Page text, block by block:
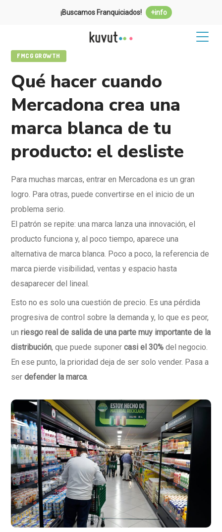
¡Buscamos Franquiciados! +info
FMCG GROWTH
Qué hacer cuando
Mercadona crea una
marca blanca de tu
producto: el desliste
Para muchas marcas, entrar en Mercadona es un gran
logro. Para otras, puede convertirse en el inicio de un
problema serio.
El patrón se repite: una marca lanza una innovación, el
producto funciona y, al poco tiempo, aparece una
alternativa de marca blanca. Poco a poco, la referencia de
marca pierde visibilidad, ventas y espacio hasta
desaparecer del lineal.
Esto no es solo una cuestión de precio. Es una pérdida
progresiva de control sobre la demanda y, lo que es peor,
unriesgo real de salida de una parte muy importante de la
distribución, que puede suponercasi el 30% del negocio.
En ese punto, la prioridad deja de ser solo vender. Pasa a
serdefender la marca.